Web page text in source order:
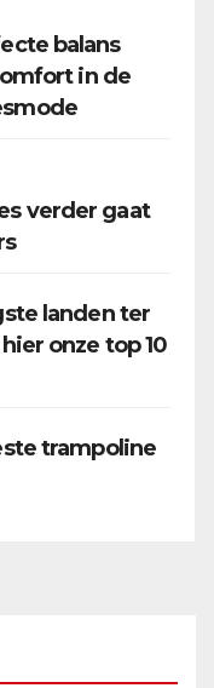
balans
in de
verder gaat
landen ter
onze top 10
trampoline